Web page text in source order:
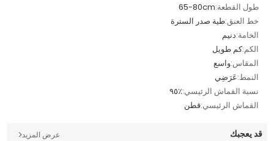
طول القطعة:65-80cm
خط العنق:طية صدر السترة
الخامة:دنيم
الكم:كم طويل
المقاس:واسع
النمط:عَرَضِي
نسبة القماش الرئيسي:٪٩٥
القماش الرئيسي:قطن
قد يعجبك عرض المزيد